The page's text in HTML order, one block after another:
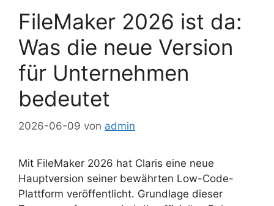
FileMaker 2026 ist da:
Was die neue Version
für Unternehmen
bedeutet
2026-06-09 von admin
Mit FileMaker 2026 hat Claris eine neue
Hauptversion seiner bewährten Low-Code-
Plattform veröffentlicht. Grundlage dieser